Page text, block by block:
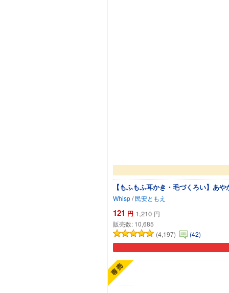
【もふもふ耳かき・毛づくろい】あ
Whisp/ 民安ともえ
121 円 1,210 円
販売数: 10,685
(4,197)
(42)